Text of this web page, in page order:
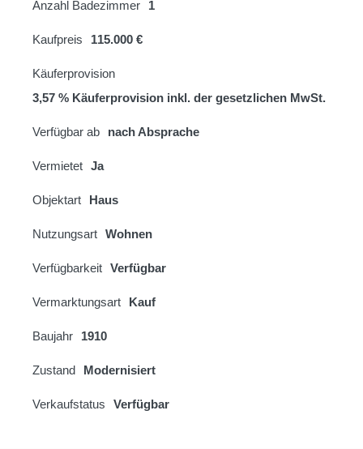
Anzahl Badezimmer 1
Kaufpreis 115.000 €
Käuferprovision
3,57 % Käuferprovision inkl. der gesetzlichen MwSt.
Verfügbar ab nach Absprache
Vermietet Ja
Objektart Haus
Nutzungsart Wohnen
Verfügbarkeit Verfügbar
Vermarktungsart Kauf
Baujahr 1910
Zustand Modernisiert
Verkaufstatus Verfügbar